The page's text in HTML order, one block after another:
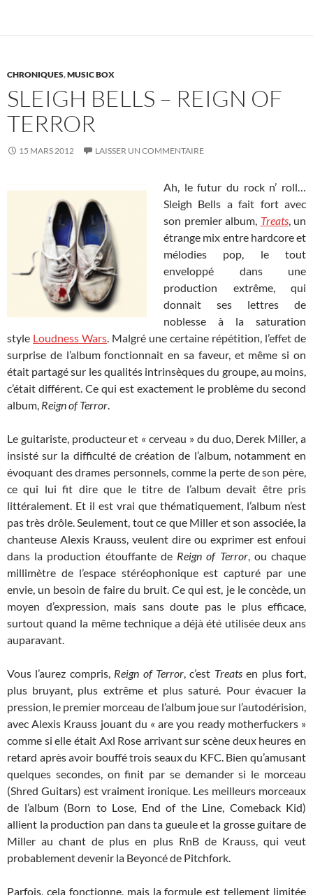
CHRONIQUES,MUSIC BOX
SLEIGH BELLS – REIGN OF
TERROR
15 MARS 2012 LAISSER UN COMMENTAIRE
Ah, le futur du rock n’ roll…
Sleigh Bells a fait fort avec
son premier album, Treats, un
étrange mix entre hardcore et
mélodies pop, le tout
enveloppé dans une
production extrême, qui
donnait ses lettres de
noblesse à la saturation
style Loudness Wars. Malgré une certaine répétition, l’effet de
surprise de l’album fonctionnait en sa faveur, et même si on
était partagé sur les qualités intrinsèques du groupe, au moins,
c’était différent. Ce qui est exactement le problème du second
album, Reign of Terror.
Le guitariste, producteur et « cerveau » du duo, Derek Miller, a
insisté sur la difficulté de création de l’album, notamment en
évoquant des drames personnels, comme la perte de son père,
ce qui lui fit dire que le titre de l’album devait être pris
littéralement. Et il est vrai que thématiquement, l’album n’est
pas très drôle. Seulement, tout ce que Miller et son associée, la
chanteuse Alexis Krauss, veulent dire ou exprimer est enfoui
dans la production étouffante de Reign of Terror, ou chaque
millimètre de l’espace stéréophonique est capturé par une
envie, un besoin de faire du bruit. Ce qui est, je le concède, un
moyen d’expression, mais sans doute pas le plus efficace,
surtout quand la même technique a déjà été utilisée deux ans
auparavant.
Vous l’aurez compris, Reign of Terror, c’est Treatsen plus fort,
plus bruyant, plus extrême et plus saturé. Pour évacuer la
pression, le premier morceau de l’album joue sur l’autodérision,
avec Alexis Krauss jouant du « are you ready motherfuckers »
comme si elle était Axl Rose arrivant sur scène deux heures en
retard après avoir bouffé trois seaux du KFC. Bien qu’amusant
quelques secondes, on finit par se demander si le morceau
(Shred Guitars) est vraiment ironique. Les meilleurs morceaux
de l’album (Born to Lose, End of the Line, Comeback Kid)
allient la production pan dans ta gueule et la grosse guitare de
Miller au chant de plus en plus RnB de Krauss, qui veut
probablement devenir la Beyoncé de Pitchfork.
Parfois, cela fonctionne, mais la formule est tellement limitée